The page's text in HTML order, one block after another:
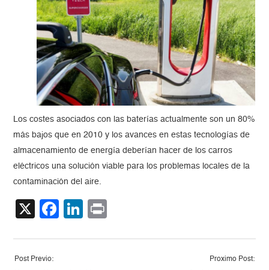
Los costes asociados con las baterías actualmente son un 80%
más bajos que en 2010 y los avances en estas tecnologías de
almacenamiento de energía deberían hacer de los carros
eléctricos una solución viable para los problemas locales de la
contaminación del aire.
X Facebook
LinkedIn
Post Previo: Proximo Post: